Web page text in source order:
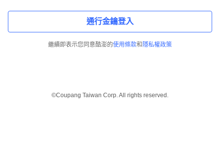
通行金鑰登入
繼續即表示您同意酷澎的使用條款和 隱私權政策
©Coupang Taiwan Corp. All rights reserved.